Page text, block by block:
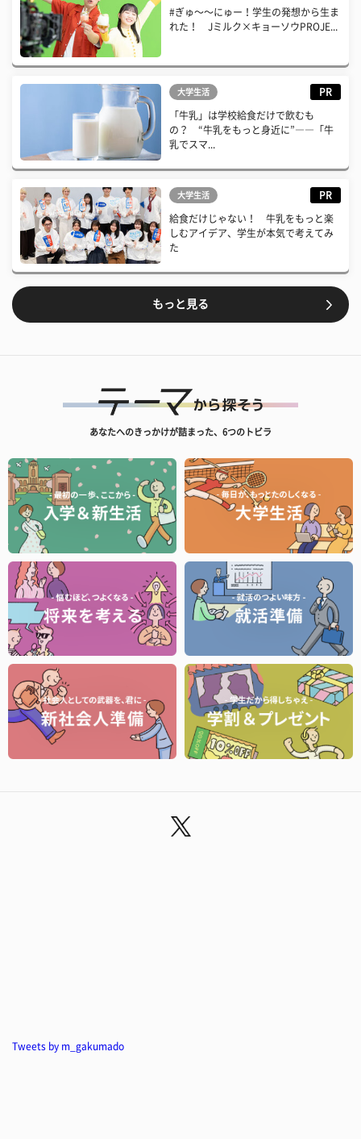
#ぎゅ〜〜にゅー！学生の発想から生ま
れた！ Jミルク×キョーソウPROJE...
大学生活 PR
「牛乳」は学校給食だけで飲むも
の？ “牛乳をもっと身近に”――「牛
乳でスマ...
大学生活 PR
給食だけじゃない！ 牛乳をもっと楽
しむアイデア、学生が本気で考えてみ
た
もっと見る
あなたへのきっかけが詰まった、6つのトビラ
Tweets by m_gakumado